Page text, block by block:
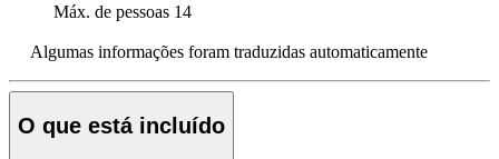
Máx. de pessoas 14
Algumas informações foram traduzidas automaticamente
O que está incluído